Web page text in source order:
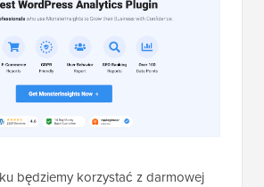
będziemy korzystać z darmowej